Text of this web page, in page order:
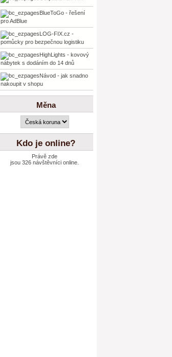
BlueToGo - řešení
pro AdBlue
LOG-FIX.cz -
pomůcky pro bezpečnou logistiku
HighLights - kovový
nábytek s dodáním do 14 dnů
Návod - jak snadno
nakoupit v shopu
Měna
Kdo je online?
Právě zde
jsou 326 návštěvníci online.